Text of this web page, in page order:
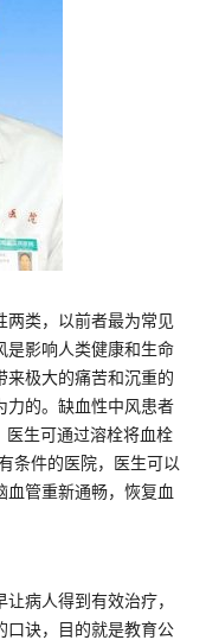
两类，以前者最为常见
是影响人类健康和生命
来极大的痛苦和沉重的
力的。缺血性中风患者
医生可通过溶栓将血栓
条件的医院，医生可以
血管重新通畅，恢复血
病人得到有效治疗，
口诀，目的就是教育公